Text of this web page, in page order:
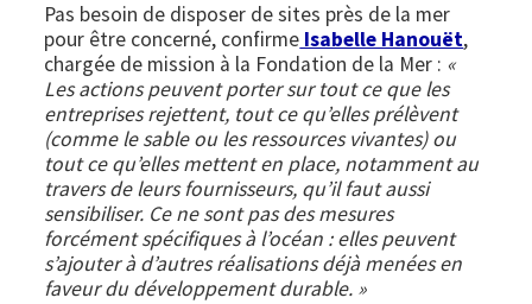
Pas besoin de disposer de sites près de la mer
pour être concerné, confirme Isabelle Hanouët,
chargée de mission à la Fondation de la Mer : «
Les actions peuvent porter sur tout ce que les
entreprises rejettent, tout ce qu’elles prélèvent
(comme le sable ou les ressources vivantes) ou
tout ce qu’elles mettent en place, notamment au
travers de leurs fournisseurs, qu’il faut aussi
sensibiliser. Ce ne sont pas des mesures
forcément spécifiques à l’océan : elles peuvent
s’ajouter à d’autres réalisations déjà menées en
faveur du développement durable. »